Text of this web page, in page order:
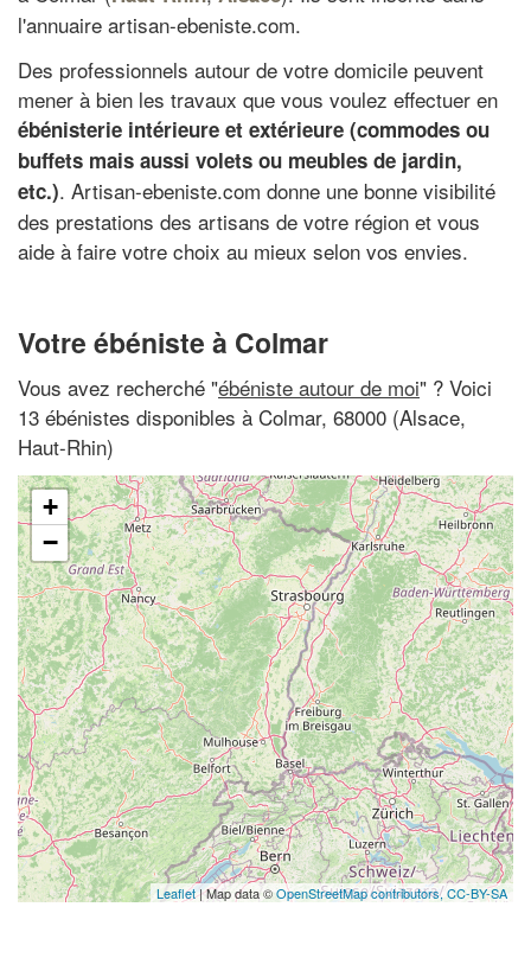
l'annuaire artisan-ebeniste.com.
Des professionnels autour de votre domicile peuvent
mener à bien les travaux que vous voulez effectuer en
ébénisterie intérieure et extérieure (commodes ou
buffets mais aussi volets ou meubles de jardin,
etc.). Artisan-ebeniste.com donne une bonne visibilité
des prestations des artisans de votre région et vous
aide à faire votre choix au mieux selon vos envies.
Votre ébéniste à Colmar
Vous avez recherché "ébéniste autour de moi" ? Voici
13 ébénistes disponibles à Colmar, 68000 (Alsace,
Haut-Rhin)
+
−
Leaflet| Map data ©OpenStreetMap contributors,CC-BY-SA